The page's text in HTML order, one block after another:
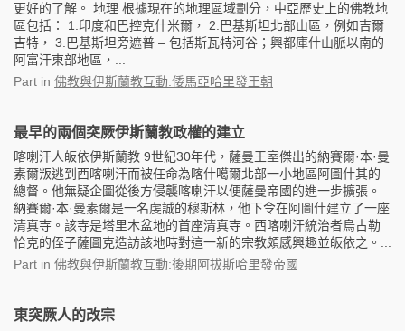
更好的了解。 地理 根據現在的地理區域劃分，中亞歷史上的佛教地
區包括： 1.印度和巴控克什米爾， 2.巴基斯坦北部山區，例如吉爾
吉特， 3.巴基斯坦旁遮普 – 包括斯瓦特河谷；興都庫什山脈以南的
阿富汗東部地區，...
Part in 佛教與伊斯蘭教互動:倭馬亞哈里發王朝
最早的兩個突厥伊斯蘭教政權的建立
喀喇汗人皈依伊斯蘭教 9世紀30年代，薩曼王室傑出的納賽爾·本·曼
素爾叛逃到西喀喇汗而被任命為喀什噶爾北部一小地區阿圖什其的
總督。他無疑企圖從後方侵襲喀喇汗以便薩曼帝國的進一步擴張。
納賽爾·本·曼素爾是一名虔誠的穆斯林，他下令在阿圖什建立了一座
清真寺。該寺是塔里木盆地的首座清真寺。西喀喇汗統治者烏古勒
恰克的侄子薩圖克造訪該地時對這一新的宗教頗感興趣並皈依之。...
Part in 佛教與伊斯蘭教互動:後期阿拔斯哈里發帝國
東突厥人的改宗